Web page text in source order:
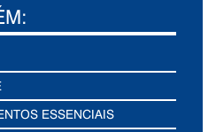
ESSENCIAIS